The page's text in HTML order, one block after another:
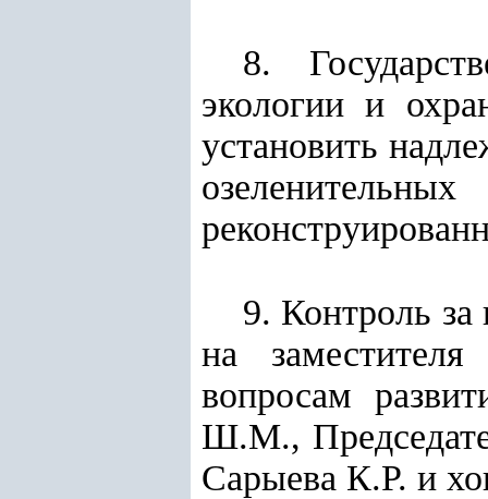
8.
экологии и
установить
9. Контроль за
на
вопросам
Ш.М.,
Сарыева К.Р. и